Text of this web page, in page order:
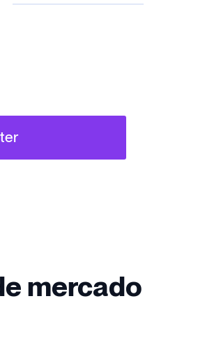
mercado